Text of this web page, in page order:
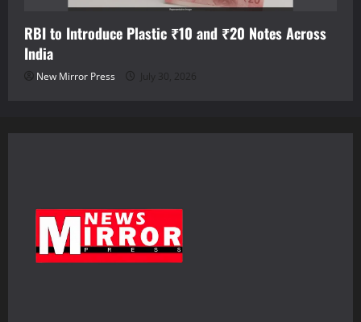
RBI to Introduce Plastic ₹10 and ₹20 Notes Across
India
New Mirror Press July 30, 2026